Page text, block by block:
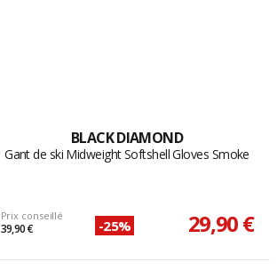
BLACK DIAMOND
Gant de ski Midweight Softshell Gloves Smoke
Prix conseillé
39,90 € -25% 29,90 €